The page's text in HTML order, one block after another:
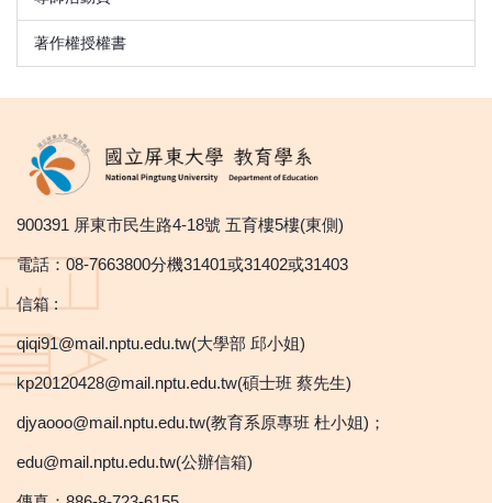
著作權授權書
900391 屏東市民生路4-18號 五育樓5樓(東側)
電話：08-7663800分機31401或31402或31403
信箱 :
qiqi91@mail.nptu.edu.tw(大學部 邱小姐)
kp20120428@mail.nptu.edu.tw(碩士班 蔡先生)
djyaooo@mail.nptu.edu.tw(教育系原專班 杜小姐)；
edu@mail.nptu.edu.tw(公辦信箱)